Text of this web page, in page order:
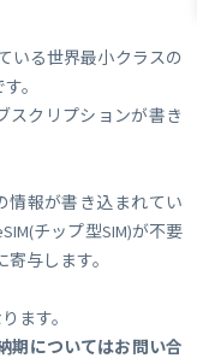
いる世界最小クラスの
。
スクリプションが書き
情報が書き込まれてい
チップ型SIM)が不要
与します。
ます。
期についてはお問い合